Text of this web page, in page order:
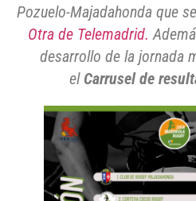
Pozuelo-Majadahonda que
Otra de Telemadrid.
desarrollo de la jornada
el Carrusel de